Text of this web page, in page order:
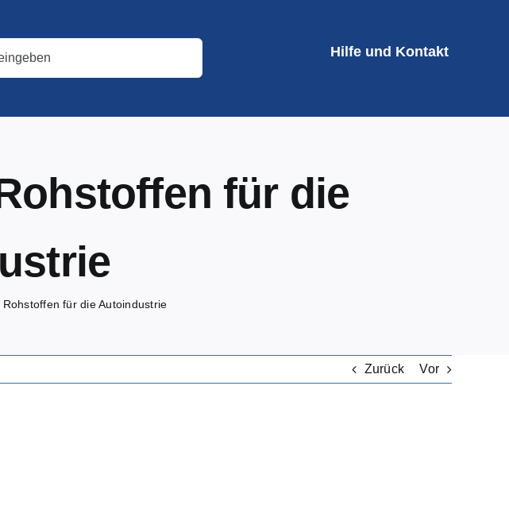
Hilfe und Kontakt
für die
für die Autoindustrie
Zurück Vor